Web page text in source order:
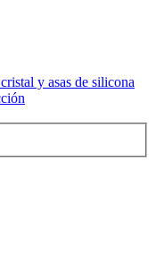
y asas de silicona